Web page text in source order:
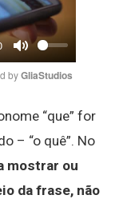
Mute
by GliaStudios
“que” for
– “o quê”. No
mostrar ou
da frase, não